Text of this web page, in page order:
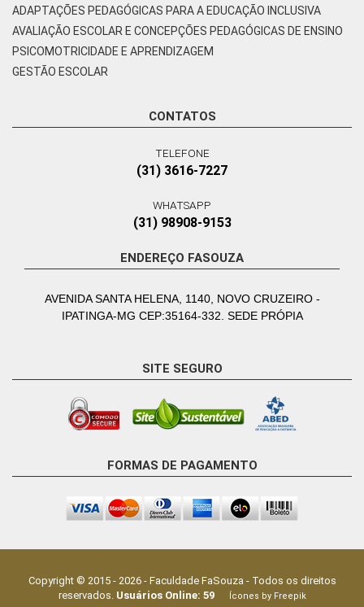
ADAPTAÇÕES PEDAGÓGICAS PARA A EDUCAÇÃO INCLUSIVA
AVALIAÇÃO ESCOLAR E CONCEPÇÕES PEDAGÓGICAS DE ENSINO
PSICOMOTRICIDADE E APRENDIZAGEM
GESTÃO ESCOLAR
CONTATOS
TELEFONE
(31) 3616-7227
WHATSAPP
(31) 98908-9153
ENDEREÇO FASOUZA
AVENIDA SANTA HELENA, 1140, NOVO CRUZEIRO -
IPATINGA-MG CEP:35164-332. SEDE PRÓPIA
SITE SEGURO
FORMAS DE PAGAMENTO
Copyright © 2015 - 2026- Faculdade FaSouza - Todos os direitos
reservados. Usuários Online: 59Ícones by Freepik